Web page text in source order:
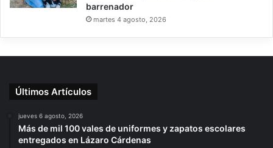
barrenador
martes 4 agosto, 2026
Últimos Artículos
jueves 6 agosto, 2026
Más de mil 100 vales de uniformes y zapatos escolares
entregados en Lázaro Cárdenas